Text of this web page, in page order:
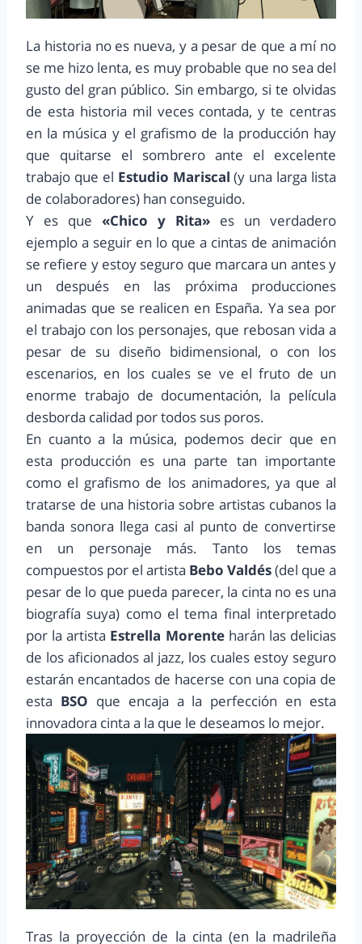
La historia no es nueva, y a pesar de que a mí no
se me hizo lenta, es muy probable que no sea del
gusto del gran público. Sin embargo, si te olvidas
de esta historia mil veces contada, y te centras
en la música y el grafismo de la producción hay
que quitarse el sombrero ante el excelente
trabajo que el Estudio Mariscal (y una larga lista
de colaboradores) han conseguido.
Y es que «Chico y Rita» es un verdadero
ejemplo a seguir en lo que a cintas de animación
se refiere y estoy seguro que marcara un antes y
un después en las próxima producciones
animadas que se realicen en España. Ya sea por
el trabajo con los personajes, que rebosan vida a
pesar de su diseño bidimensional, o con los
escenarios, en los cuales se ve el fruto de un
enorme trabajo de documentación, la película
desborda calidad por todos sus poros.
En cuanto a la música, podemos decir que en
esta producción es una parte tan importante
como el grafismo de los animadores, ya que al
tratarse de una historia sobre artistas cubanos la
banda sonora llega casi al punto de convertirse
en un personaje más. Tanto los temas
compuestos por el artista Bebo Valdés(del que a
pesar de lo que pueda parecer, la cinta no es una
biografía suya) como el tema final interpretado
por la artista Estrella Morente harán las delicias
de los aficionados al jazz, los cuales estoy seguro
estarán encantados de hacerse con una copia de
esta BSO que encaja a la perfección en esta
innovadora cinta a la que le deseamos lo mejor.
Tras la proyección de la cinta (en la madrileña